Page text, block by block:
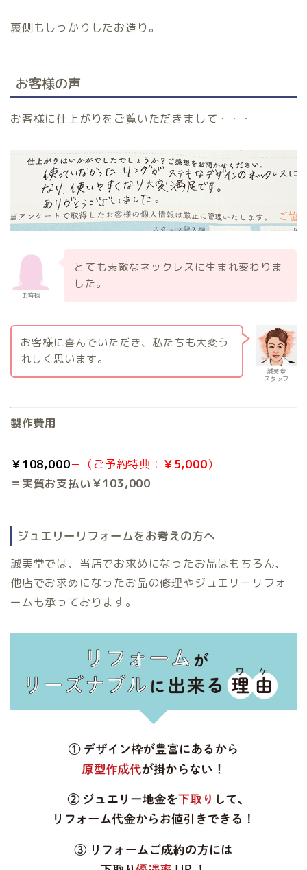
裏側もしっかりしたお造り。
お客様の声
お客様に仕上がりをご覧いただきまして・・・
お客様
とても素敵なネックレスに生まれ変わりま
した。
誠美堂
スタッフ
お客様に喜んでいただき、私たちも大変う
れしく思います。
製作費用
￥108,000－（ご予約特典： ￥5,000）
＝実質お支払い￥103,000
ジュエリーリフォームをお考えの方へ
誠美堂では、当店でお求めになったお品はもちろん、
他店でお求めになったお品の修理やジュエリーリフォ
ームも承っております。